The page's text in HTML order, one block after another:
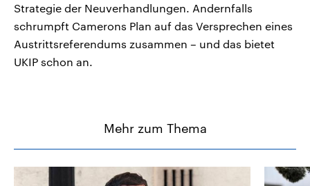
Strategie der Neuverhandlungen. Andernfalls
schrumpft Camerons Plan auf das Versprechen eines
Austrittsreferendums zusammen – und das bietet
UKIP schon an.
Mehr zum Thema